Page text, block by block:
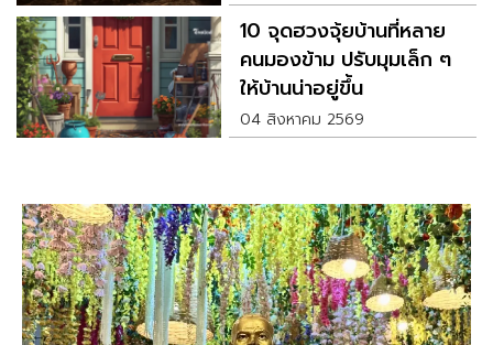
10 จุดฮวงจุ้ยบ้านที่หลาย
คนมองข้าม ปรับมุมเล็ก ๆ
ให้บ้านน่าอยู่ขึ้น
04 สิงหาคม 2569